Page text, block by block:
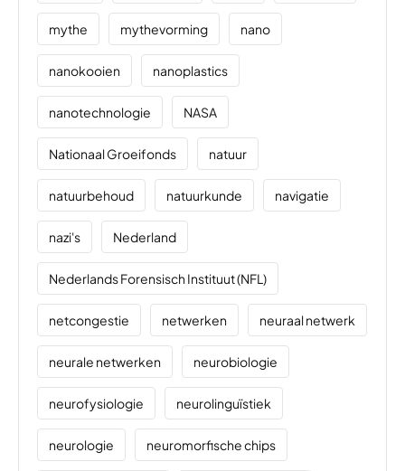
mythe mythevorming nano
nanokooien nanoplastics
nanotechnologie NASA
Nationaal Groeifonds natuur
natuurbehoud natuurkunde navigatie
nazi's Nederland
Nederlands Forensisch Instituut (NFL)
netcongestie netwerken neuraal netwerk
neurale netwerken neurobiologie
neurofysiologie neurolinguïstiek
neurologie neuromorfische chips